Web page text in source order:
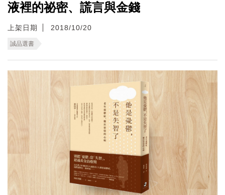
液裡的祕密、謊言與金錢
上架日期 2018/10/20
誠品選書